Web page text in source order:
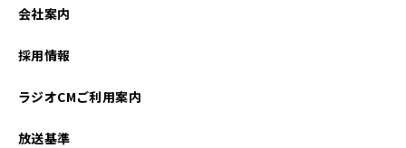
会社案内
採用情報
ラジオCMご利用案内
放送基準